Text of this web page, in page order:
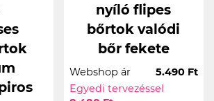
nyíló flipes
bőrtok valódi
bőr fekete
Webshop ár
5.490 Ft
Egyedi tervezéssel